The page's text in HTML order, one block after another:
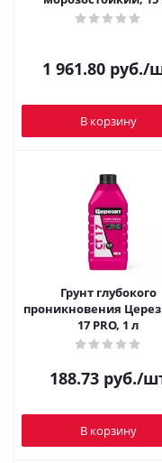
1 961.80 руб./
В корзину
Грунт глубокого
проникновения
17 PRO, 1 л
188.73руб./
В корзину